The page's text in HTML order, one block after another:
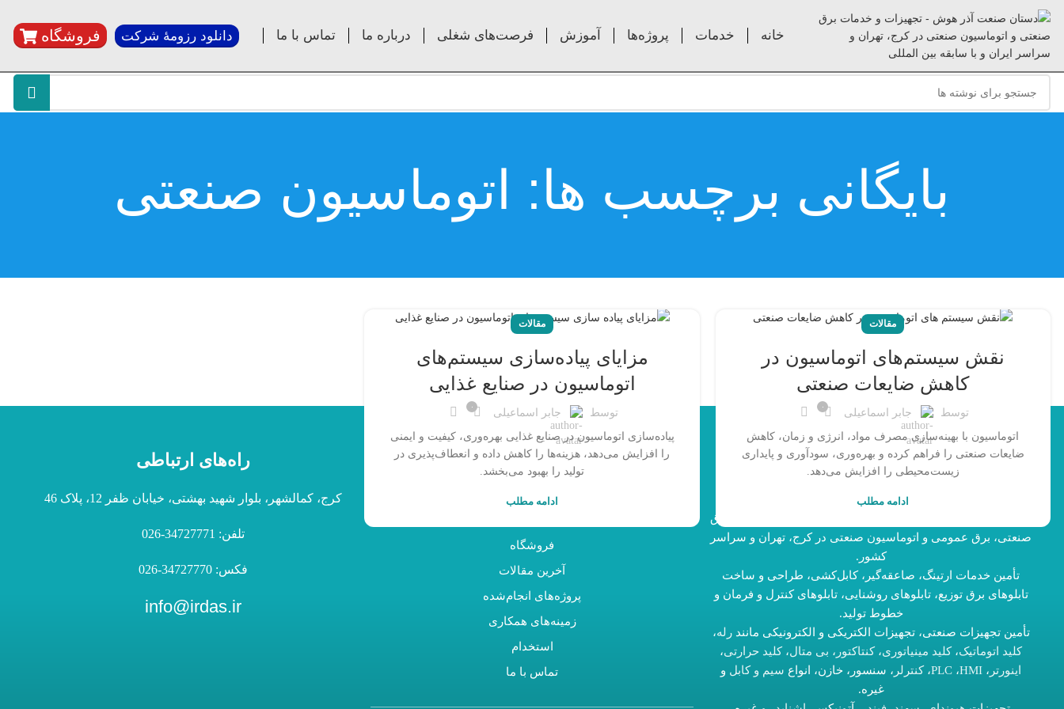
خانه خدمات پروژه‌ها آموزش فرصت‌های شغلی درباره ما تماس با ما دانلود رزومۀ شرکت فروشگاه
بایگانی برچسب ها: اتوماسیون صنعتی
مقالات
نقش سیستم‌های اتوماسیون در
کاهش ضایعات صنعتی
توسط جابر اسماعیلی ۰
اتوماسیون با بهینه‌سازی مصرف مواد، انرژی و زمان، کاهش
ضایعات صنعتی را فراهم کرده و بهره‌وری، سودآوری و پایداری
زیست‌محیطی را افزایش می‌دهد.
ادامه مطلب
مقالات
مزایای پیاده‌سازی سیستم‌های
اتوماسیون در صنایع غذایی
توسط جابر اسماعیلی ۰
پیاده‌سازی اتوماسیون در صنایع غذایی بهره‌وری، کیفیت و ایمنی
را افزایش می‌دهد، هزینه‌ها را کاهش داده و انعطاف‌پذیری در
تولید را بهبود می‌بخشد.
ادامه مطلب
شرکت دستان صنعت آذر هوش، ارائه‌دهنده خدمات و تجهیزات برق
صنعتی، برق عمومی و اتوماسیون صنعتی در کرج، تهران و سراسر
کشور.
تأمین خدمات ارتینگ، صاعقه‌گیر، کابل‌کشی، طراحی و ساخت
تابلوهای برق توزیع، تابلوهای روشنایی، تابلوهای کنترل و فرمان و
خطوط تولید.
تأمین تجهیزات صنعتی، تجهیزات الکتریکی و الکترونیکی مانندرله،
کلید اتوماتیک،کلید مینیاتوری،کنتاکتور ، بی متال،کلید حرارتی،
اینورتر ، PLC ،HMI ،کنترلر ، سنسور، خازن، انواع سیم و کابل و
غیره.
دسترسی سریع
درباره ما
فروشگاه
آخرین مقالات
پروژه‌های انجام‌شده
زمینه‌های همکاری
استخدام
تماس با ما
راه‌های ارتباطی
کرج، کمالشهر، بلوار شهید بهشتی، خیابان ظفر 12، پلاک 46
تلفن: 34727771-026
فکس: 34727770-026
info@irdas.ir